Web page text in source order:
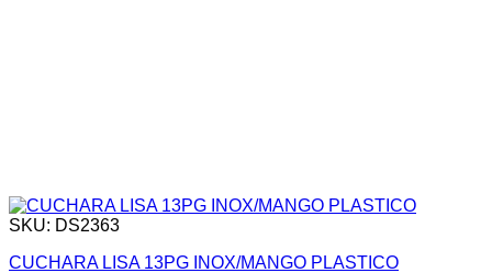
SKU: DS2363
CUCHARA LISA 13PG INOX/MANGO PLASTICO